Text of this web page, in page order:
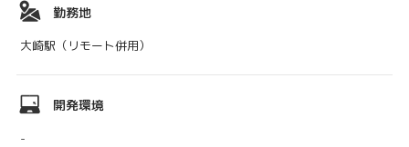
勤務地
大崎駅（リモート併用）
開発環境
-